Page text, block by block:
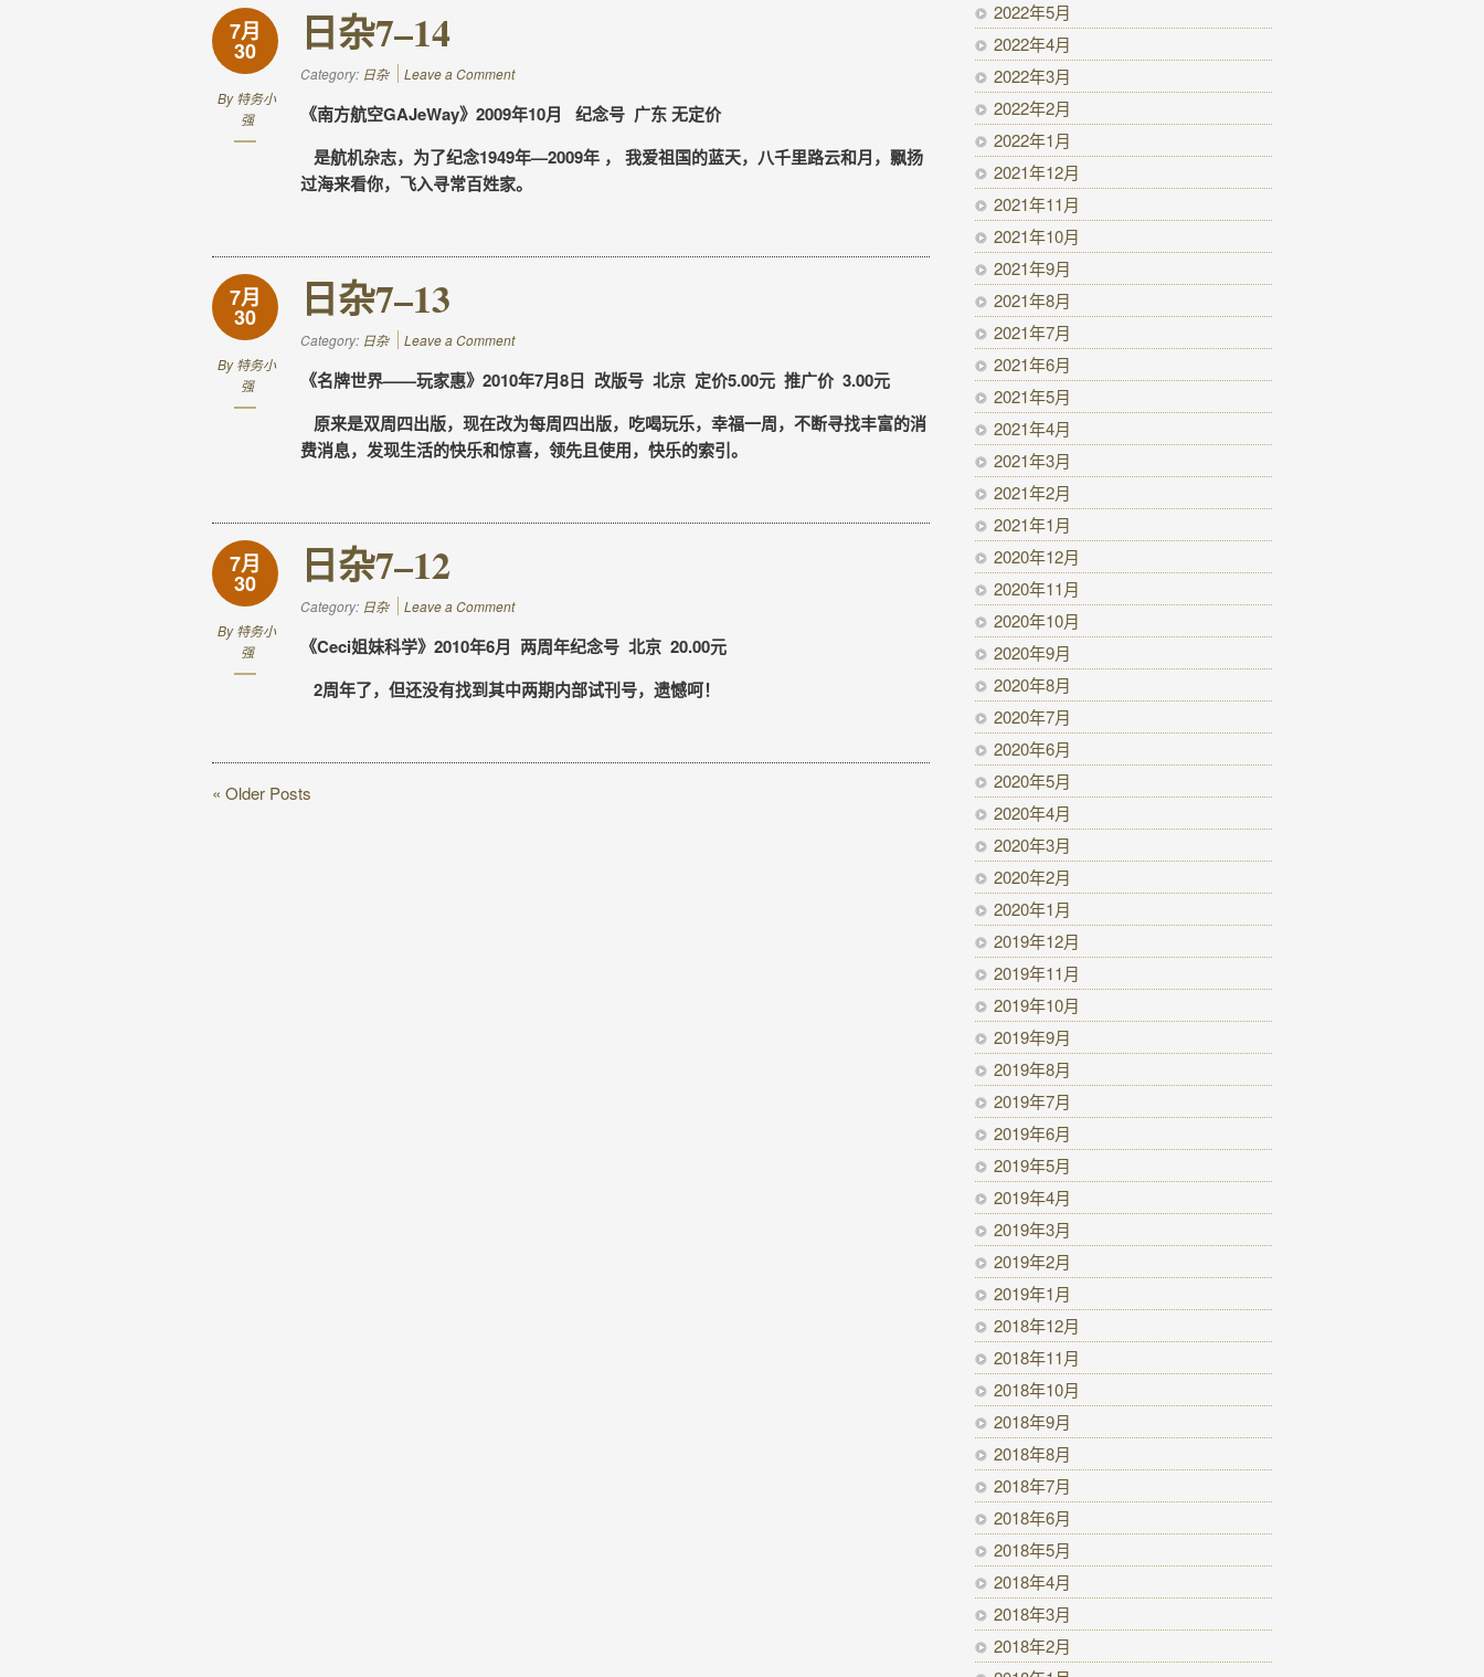
7月
30
By特务小
强
日杂7–14
Category: 日杂 Leave a Comment
《南方航空GAJeWay》2009年10月 纪念号 广东 无定价
是航机杂志，为了纪念1949年—2009年 ， 我爱祖国的蓝天，八千里路云和月，飘扬
过海来看你，飞入寻常百姓家。
7月
30
By特务小
强
日杂7–13
Category: 日杂 Leave a Comment
《名牌世界——玩家惠》2010年7月8日 改版号 北京 定价5.00元 推广价 3.00元
原来是双周四出版，现在改为每周四出版，吃喝玩乐，幸福一周，不断寻找丰富的消
费消息，发现生活的快乐和惊喜，领先且使用，快乐的索引。
7月
30
By特务小
强
日杂7–12
Category: 日杂 Leave a Comment
《Ceci姐妹科学》2010年6月 两周年纪念号 北京 20.00元
2周年了，但还没有找到其中两期内部试刊号，遗憾呵！
« Older Posts
2022年5月
2022年4月
2022年3月
2022年2月
2022年1月
2021年12月
2021年11月
2021年10月
2021年9月
2021年8月
2021年7月
2021年6月
2021年5月
2021年4月
2021年3月
2021年2月
2021年1月
2020年12月
2020年11月
2020年10月
2020年9月
2020年8月
2020年7月
2020年6月
2020年5月
2020年4月
2020年3月
2020年2月
2020年1月
2019年12月
2019年11月
2019年10月
2019年9月
2019年8月
2019年7月
2019年6月
2019年5月
2019年4月
2019年3月
2019年2月
2019年1月
2018年12月
2018年11月
2018年10月
2018年9月
2018年8月
2018年7月
2018年6月
2018年5月
2018年4月
2018年3月
2018年2月